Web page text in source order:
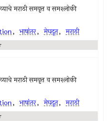
मराठी समवृत्त व समश्लोकी
, भाषांतर, मेघदूत, मराठी
मराठी समवृत्त व समश्लोकी
, भाषांतर, मेघदूत, मराठी